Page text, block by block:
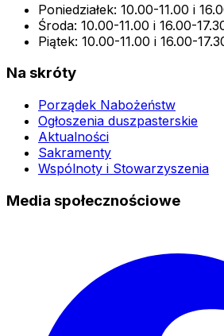
Poniedziałek: 10.00-11.00 i
Środa: 10.00-11.00 i 16.00-
Piątek: 10.00-11.00 i 16.00-
Na skróty
Porządek Nabożeństw
Ogłoszenia duszpasterskie
Aktualności
Sakramenty
Wspólnoty i Stowarzyszenia
Media społecznościowe